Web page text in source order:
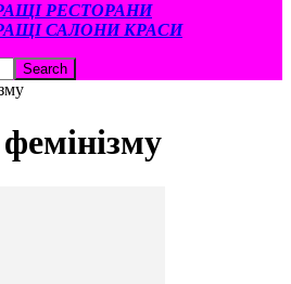
РЕСТОРАНИ
САЛОНИ КРАСИ